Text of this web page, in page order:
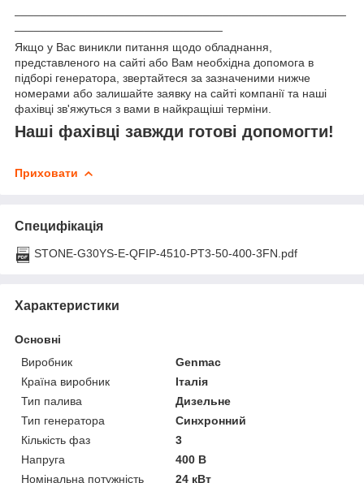
Якщо у Вас виникли питання щодо обладнання,
представленого на сайті або Вам необхідна допомога в
підборі генератора, звертайтеся за зазначеними нижче
номерами або залишайте заявку на сайті компанії та наші
фахівці зв'яжуться з вами в найкращіші терміни.
Наші фахівці завжди готові допомогти!
Приховати
Специфікація
STONE-G30YS-E-QFIP-4510-PT3-50-400-3FN.pdf
Характеристики
Основні
Виробник
Genmac
Країна виробник
Італія
Тип палива
Дизельне
Тип генератора
Синхронний
Кількість фаз
3
Напруга
400 В
Номінальна потужність
24 кВт